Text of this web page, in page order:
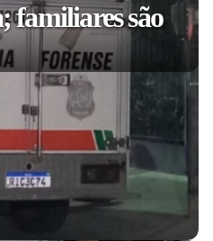
familiares são